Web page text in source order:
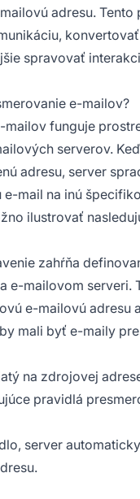
adresu. Tento
spravovať
e-mailov?
mailov funguje
serverov.
adresu, server
e-mail na inú
ilustrovať
zahŕňa
e-mailovom serveri.
e-mailovú adresu
mali byť e-maily
na zdrojovej
pravidlá
server